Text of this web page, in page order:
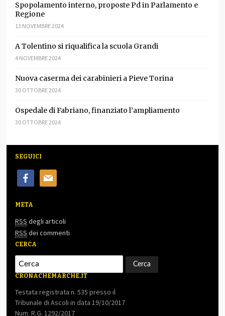
Spopolamento interno, proposte Pd in Parlamento e
Regione
13 NOVEMBRE 2024
A Tolentino si riqualifica la scuola Grandi
4 NOVEMBRE 2024
Nuova caserma dei carabinieri a Pieve Torina
30 OTTOBRE 2024
Ospedale di Fabriano, finanziato l’ampliamento
30 OTTOBRE 2024
SEGUICI
facebookmail
META
RSS degli articoli
RSS dei commenti
CERCA
CRONACHEMARCHE.IT
Testata registrata n. 535 presso il
Tribunale di Ascoli in data 19/10/2017
Num. R.G. 1292/2017